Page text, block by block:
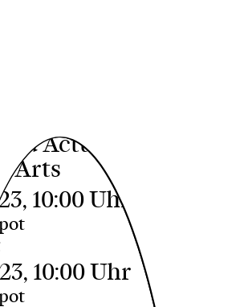
Actuality in
Arts
10:00 Uhr
10:00 Uhr